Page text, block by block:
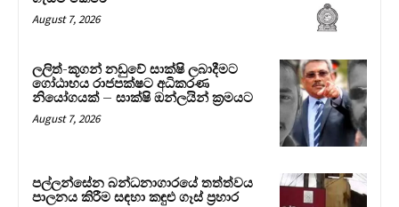
August 7, 2026
ලලිත්-කූගන් නඩුවේ සාක්ෂි ලබාදීමට
ගෝඨාභය රාජපක්ෂට අධිකරණ
නියෝගයක් – සාක්ෂි ඔන්ලයින් ක්‍රමයට
August 7, 2026
පල්ලන්සේන බන්ධනාගාරයේ තත්ත්වය
පාලනය කිරීම සඳහා කඳුළු ගෑස් ප්‍රහාර